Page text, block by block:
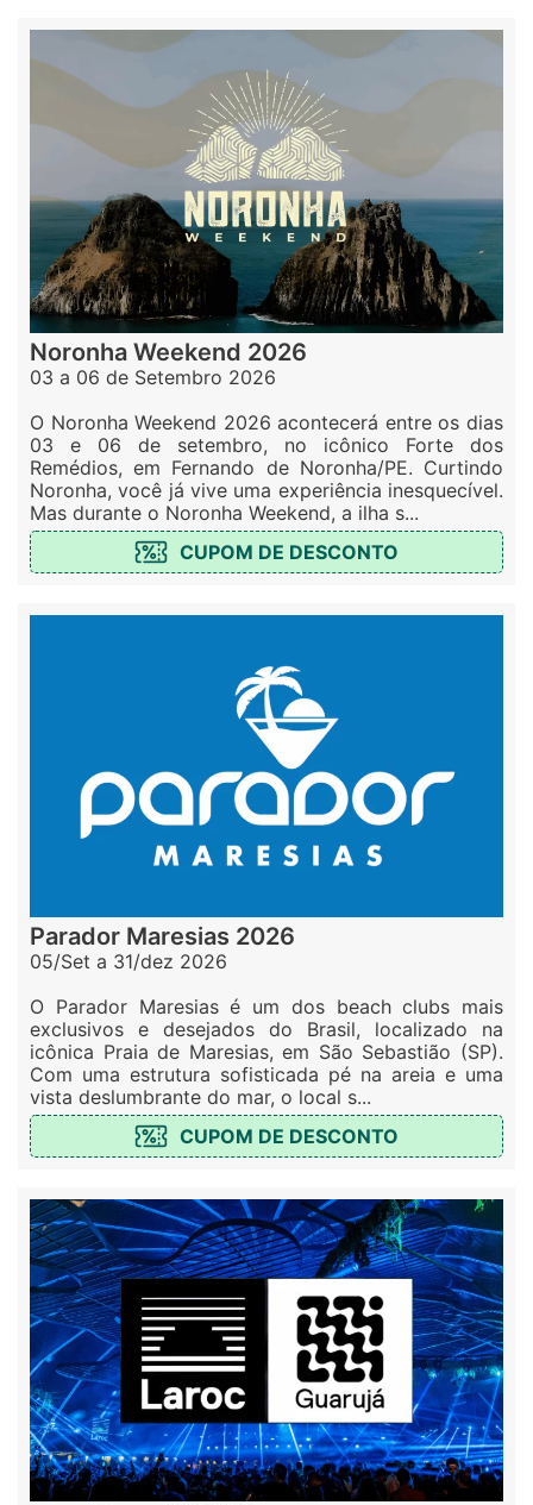
Noronha Weekend 2026
03 a 06 de Setembro 2026
O Noronha Weekend 2026 acontecerá entre os dias
03 e 06 de setembro, no icônico Forte dos
Remédios, em Fernando de Noronha/PE. Curtindo
Noronha, você já vive uma experiência inesquecível.
Mas durante o Noronha Weekend, a ilha s...
CUPOM DE DESCONTO
Parador Maresias 2026
05/Set a 31/dez 2026
O Parador Maresias é um dos beach clubs mais
exclusivos e desejados do Brasil, localizado na
icônica Praia de Maresias, em São Sebastião (SP).
Com uma estrutura sofisticada pé na areia e uma
vista deslumbrante do mar, o local s...
CUPOM DE DESCONTO